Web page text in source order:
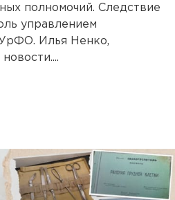
полномочий. Следствие
управлением
Илья Ненко,